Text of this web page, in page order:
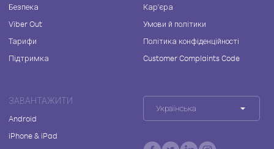
Безпека
Viber Out
Тарифи
Підтримка
Кар'єра
Умови й політики
Політика конфіденційності
Customer Complaints Code
ЗАВАНТАЖИТИ
Android
iPhone & iPad
Українська